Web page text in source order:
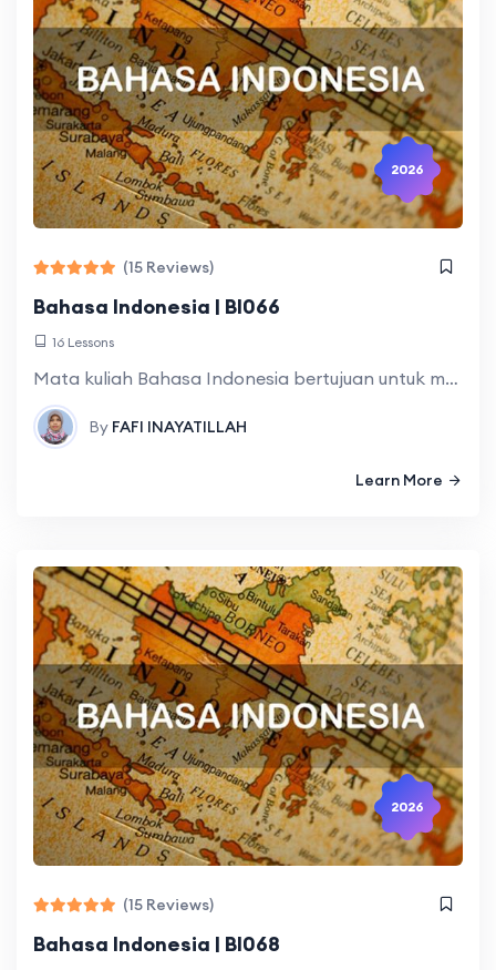
2026
(15 Reviews)
Bahasa Indonesia | BI066
16 Lessons
Mata kuliah Bahasa Indonesia bertujuan untuk meningkatkan kemampuan mahasiswa dalam berbahasa Indonesia secara lisan dan tulis, sesuai dengan aturan kebahasaan dan konteks; meningkatkan keterampilan akademis
By FAFI INAYATILLAH
Learn More
2026
(15 Reviews)
Bahasa Indonesia | BI068